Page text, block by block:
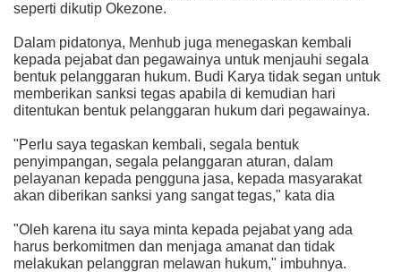
seperti dikutip Okezone.
Dalam pidatonya, Menhub juga menegaskan kembali
kepada pejabat dan pegawainya untuk menjauhi segala
bentuk pelanggaran hukum. Budi Karya tidak segan untuk
memberikan sanksi tegas apabila di kemudian hari
ditentukan bentuk pelanggaran hukum dari pegawainya.
"Perlu saya tegaskan kembali, segala bentuk
penyimpangan, segala pelanggaran aturan, dalam
pelayanan kepada pengguna jasa, kepada masyarakat
akan diberikan sanksi yang sangat tegas," kata dia
"Oleh karena itu saya minta kepada pejabat yang ada
harus berkomitmen dan menjaga amanat dan tidak
melakukan pelanggran melawan hukum," imbuhnya.